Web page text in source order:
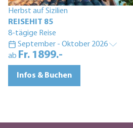
Herbst auf Sizilien
REISEHIT 85
8-tägige Reise
September - Oktober 2026
ab Fr. 1899.-
Infos & Buchen